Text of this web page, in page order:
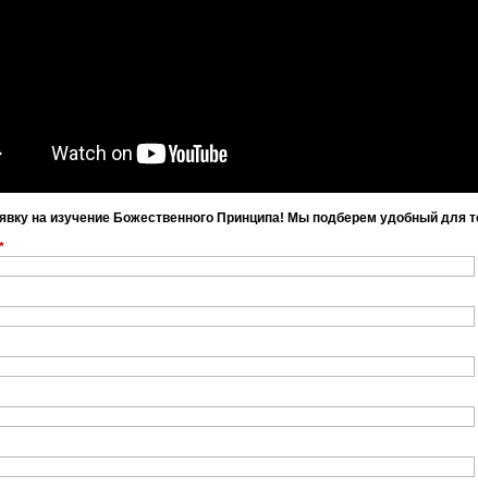
на изучение Божественного Принципа! Мы подберем удобный для
*